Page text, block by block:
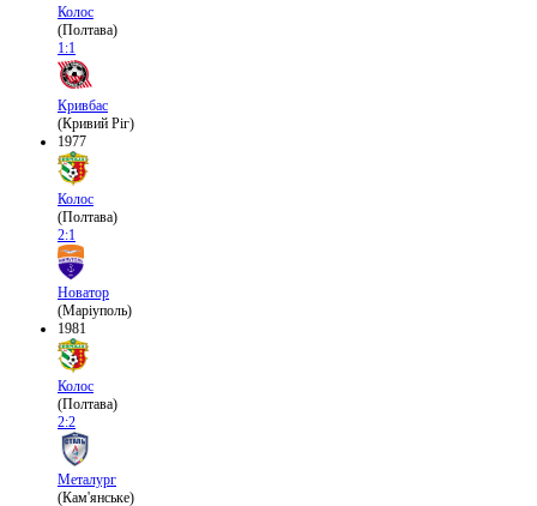
Колос
(Полтава)
1:1
Кривбас
(Кривий Ріг)
1977
Колос
(Полтава)
2:1
Новатор
(Маріуполь)
1981
Колос
(Полтава)
2:2
Металург
(Кам'янське)